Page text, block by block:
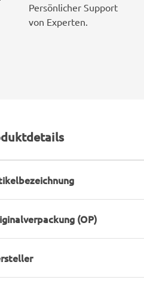
Persönlicher Support
von Experten.
(OP)